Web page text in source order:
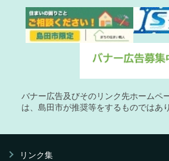
バナー広告及びそのリンク先ホームペ
は、島田市が推奨等をするものではあ
リンク集